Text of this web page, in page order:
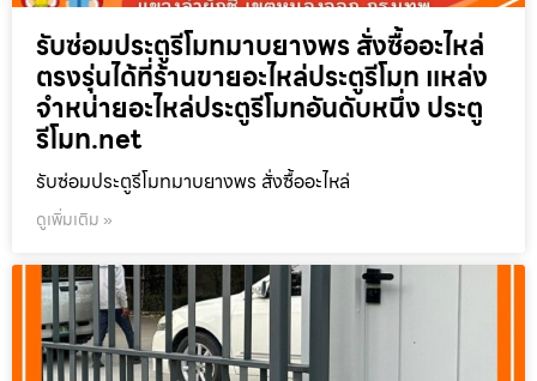
รับซ่อมประตูรีโมทมาบยางพร สั่งซื้ออะไหล่
ตรงรุ่นได้ที่ร้านขายอะไหล่ประตูรีโมท แหล่ง
จำหน่ายอะไหล่ประตูรีโมทอันดับหนึ่ง ประตู
รีโมท.net
รับซ่อมประตูรีโมทมาบยางพร สั่งซื้ออะไหล่
ดูเพิ่มเติม »